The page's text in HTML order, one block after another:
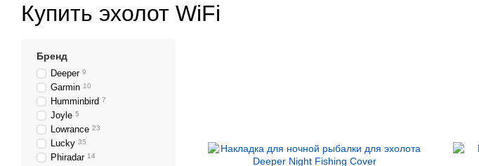
Купить эхолот WiFi
Бренд
Deeper 9
Garmin 10
Humminbird 7
Joyle 5
Lowrance 23
Lucky 35
Phiradar 14